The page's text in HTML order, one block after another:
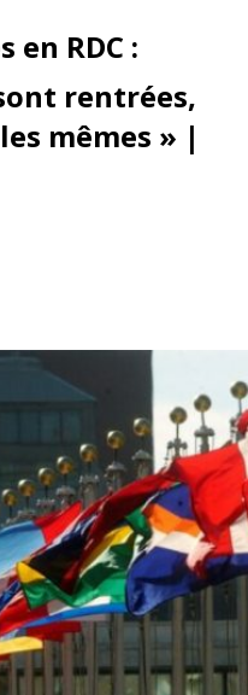
en RDC :
rentrées,
mêmes » |